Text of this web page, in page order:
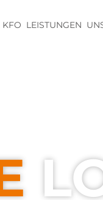
KFO LEISTUNGEN